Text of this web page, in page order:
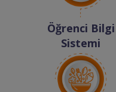
Öğrenci Bilgi
Sistemi